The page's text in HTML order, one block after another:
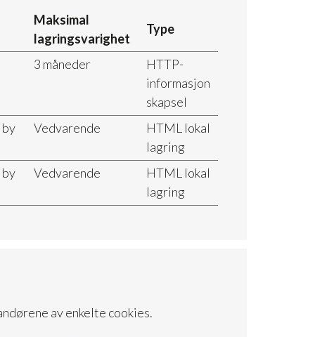
Maksimal
lagringsvarighet
Type
3 måneder
HTTP-
informasjon
skapsel
Vedvarende
HTML lokal
lagring
Vedvarende
HTML lokal
lagring
av enkelte cookies.